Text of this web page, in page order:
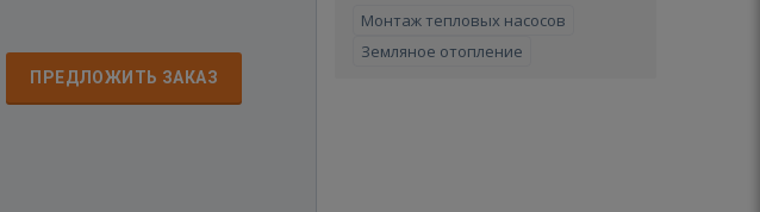
ПРЕДЛОЖИТЬ ЗАКАЗ
Монтаж тепловых насосов
Земляное отопление